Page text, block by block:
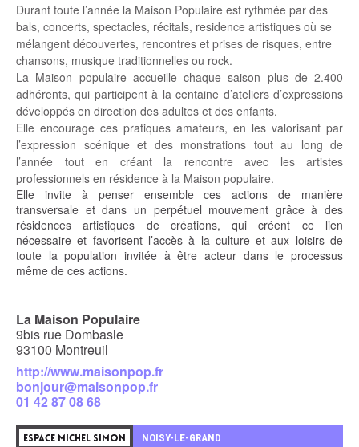
Durant toute l’année la Maison Populaire est rythmée par des
bals, concerts, spectacles, récitals, residence artistiques où se
mélangent découvertes, rencontres et prises de risques, entre
chansons, musique traditionnelles ou rock.
La Maison populaire accueille chaque saison plus de 2.400
adhérents, qui participent à la centaine d’ateliers d’expressions
développés en direction des adultes et des enfants.
Elle encourage ces pratiques amateurs, en les valorisant par
l’expression scénique et des monstrations tout au long de
l’année tout en créant la rencontre avec les artistes
professionnels en résidence à la Maison populaire.
Elle invite à penser ensemble ces actions de manière
transversale et dans un perpétuel mouvement grâce à des
résidences artistiques de créations, qui créent ce lien
nécessaire et favorisent l’accès à la culture et aux loisirs de
toute la population invitée à être acteur dans le processus
même de ces actions.
La Maison Populaire
9bis rue Dombasle
93100 Montreuil
http://www.maisonpop.fr
bonjour@maisonpop.fr
01 42 87 08 68
ESPACE MICHEL SIMON NOISY-LE-GRAND